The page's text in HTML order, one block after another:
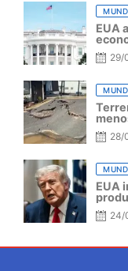
EUA
por
29/
Japão
28/
EUA
24/